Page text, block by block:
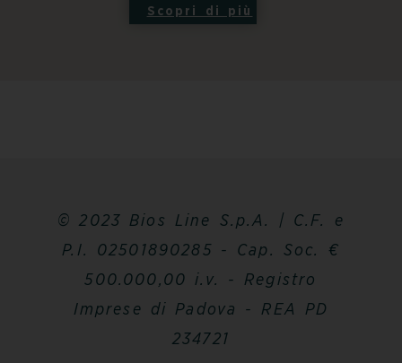
Scopri di più
© 2023 Bios Line S.p.A. | C.F. e
P.I. 02501890285 - Cap. Soc. €
500.000,00 i.v. - Registro
Imprese di Padova - REA PD
234721